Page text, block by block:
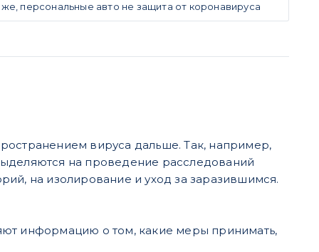
персональные авто не защита от коронавируса
вируса дальше. Так, например,
на проведение расследований
на изолирование и уход за заразившимся.
информацию о том, какие меры принимать,